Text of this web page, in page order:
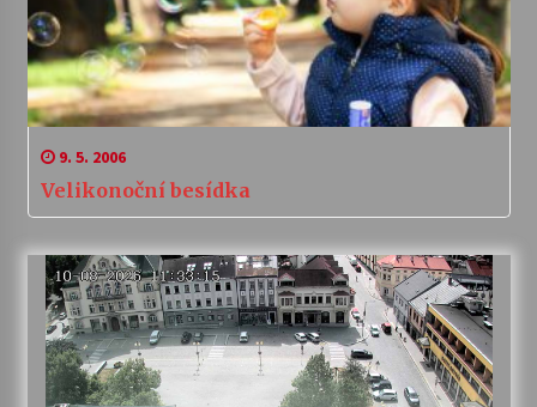
9. 5. 2006
Velikonoční besídka